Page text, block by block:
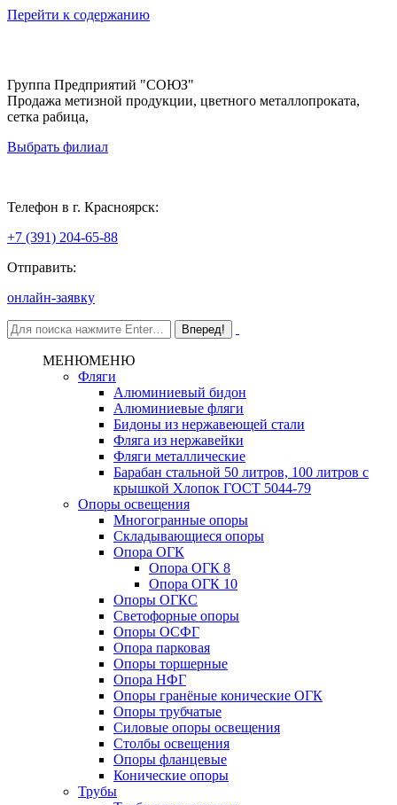
Перейти к содержанию
Группа Предприятий "СОЮЗ"
Продажа метизной продукции, цветного металлопроката,
сетка рабица,
Выбрать филиал
Телефон в г. Красноярск:
+7 (391) 204-65-88
Отправить:
онлайн-заявку
МЕНЮМЕНЮ
Фляги
Алюминиевый бидон
Алюминиевые фляги
Бидоны из нержавеющей стали
Фляга из нержавейки
Фляги металлические
Барабан стальной 50 литров, 100 литров с
крышкой Хлопок ГОСТ 5044-79
Опоры освещения
Многогранные опоры
Складывающиеся опоры
Опора ОГК
Опора ОГК 8
Опора ОГК 10
Опоры ОГКС
Светофорные опоры
Опоры ОСФГ
Опора парковая
Опоры торшерные
Опора НФГ
Опоры гранёные конические ОГК
Опоры трубчатые
Силовые опоры освещения
Столбы освещения
Опоры фланцевые
Конические опоры
Трубы